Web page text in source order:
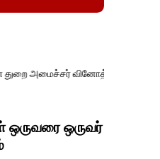
வினோத் வாசித்து வருகிறார். �.
ஒருவரை ஒருவர்